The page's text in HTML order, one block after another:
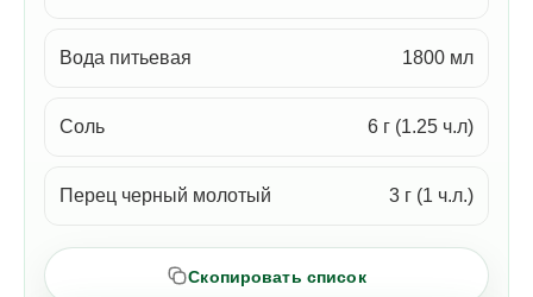
Вода питьевая 1800 мл
Соль 6 г (1.25 ч.л)
Перец черный молотый 3 г (1 ч.л.)
Скопировать список